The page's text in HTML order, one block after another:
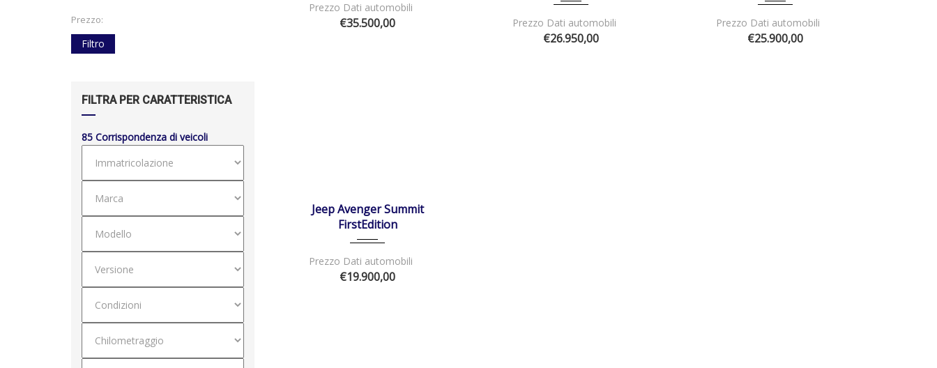
Prezzo:
Filtro
FILTRA PER CARATTERISTICA
85 Corrispondenza di veicoli
Prezzo Dati automobili
€35.500,00 Prezzo Dati automobili
€26.950,00
Prezzo Dati automobili
€25.900,00
Jeep Avenger Summit
FirstEdition
Prezzo Dati automobili
€19.900,00